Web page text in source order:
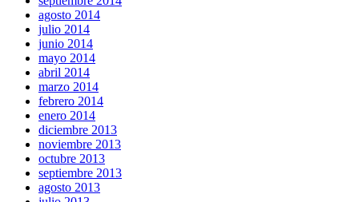
agosto 2014
julio 2014
junio 2014
mayo 2014
abril 2014
marzo 2014
febrero 2014
enero 2014
diciembre 2013
noviembre 2013
octubre 2013
septiembre 2013
agosto 2013